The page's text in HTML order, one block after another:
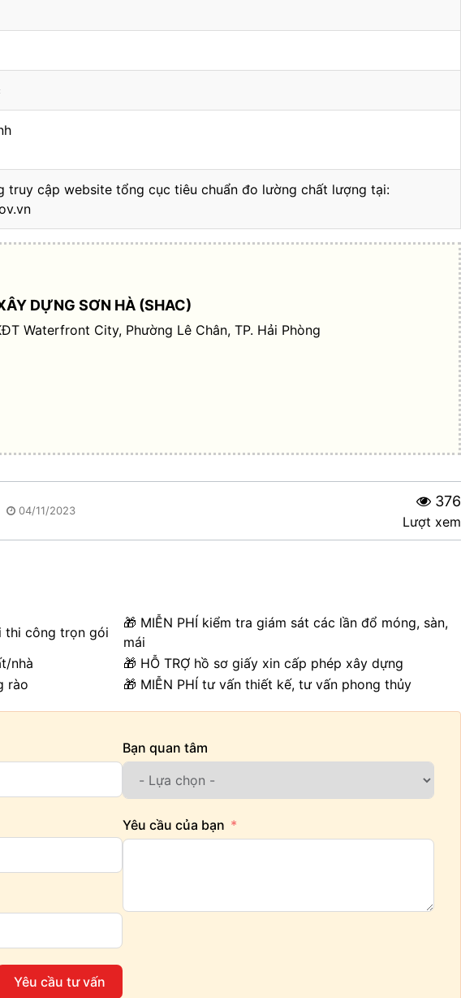
truy cập website tổng cục tiêu chuẩn đo lường chất lượng tại:
DỰNG SƠN HÀ (SHAC)
Waterfront City, Phường Lê Chân, TP. Hải Phòng
04/11/2023
376
Lượt xem
thi công trọn gói
🎁 MIỄN PHÍ kiểm tra giám sát các lần đổ móng, sàn,
mái
nhà
🎁 HỖ TRỢ hồ sơ giấy xin cấp phép xây dựng
rào
🎁 MIỄN PHÍ tư vấn thiết kế, tư vấn phong thủy
Yêu cầu tư vấn
Bạn quan tâm
Yêu cầu của bạn